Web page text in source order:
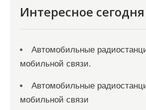
м
Интересное сегодня
Автомобильные
мобильной связи.
Автомобильные
мобильной связи